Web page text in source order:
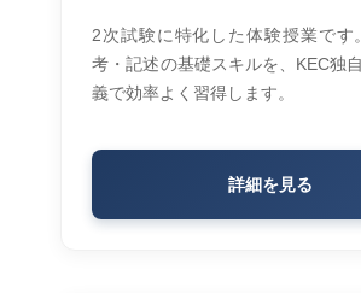
2次試験に特化した体験授業です
考・記述の基礎スキルを、KEC独
義で効率よく習得します。
詳細を見る